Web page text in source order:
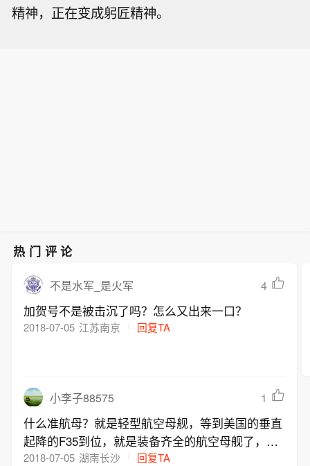
精神，正在变成躬匠精神。
热门评论
不是水军_是火军 4
加贺号不是被击沉了吗？怎么又出来一口？
2018-07-05 江苏南京 回复TA
小李子88575 1
什么准航母？就是轻型航空母舰，等到美国的垂直
起降的F35到位，就是装备齐全的航空母舰了，并
且是一下子装备了三艘！
2018-07-05 湖南长沙 回复TA